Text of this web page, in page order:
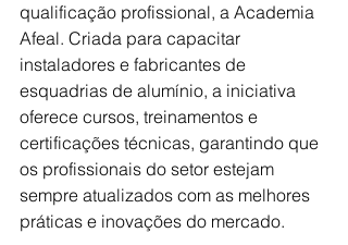
qualificação profissional, a Academia
Afeal. Criada para capacitar
instaladores e fabricantes de
esquadrias de alumínio, a iniciativa
oferece cursos, treinamentos e
certificações técnicas, garantindo que
os profissionais do setor estejam
sempre atualizados com as melhores
práticas e inovações do mercado.